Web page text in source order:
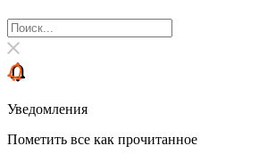
Уведомления
Пометить все как прочитанное